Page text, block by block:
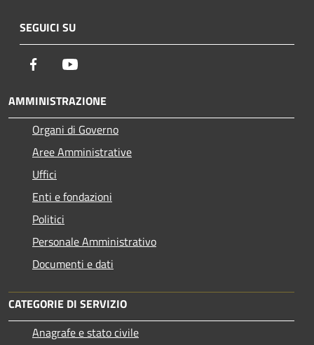
SEGUICI SU
Facebook
AMMINISTRAZIONE
Organi di Governo
Aree Amministrative
Uffici
Enti e fondazioni
Politici
Personale Amministrativo
Documenti e dati
CATEGORIE DI SERVIZIO
Anagrafe e stato civile